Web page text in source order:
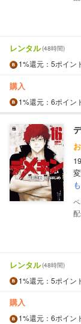
レンタル(48時間)
1%還元 ：5ポイン
購入
1%還元 ：6ポイン
レンタル(48時間)
1%還元 ：5ポイン
購入
1%還元 ：6ポイン